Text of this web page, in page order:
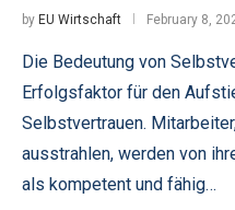
by EU Wirtschaft February 8,
Die Bedeutung von
Erfolgsfaktor für den
Selbstvertrauen.
ausstrahlen, werden von
als kompetent und fähig…